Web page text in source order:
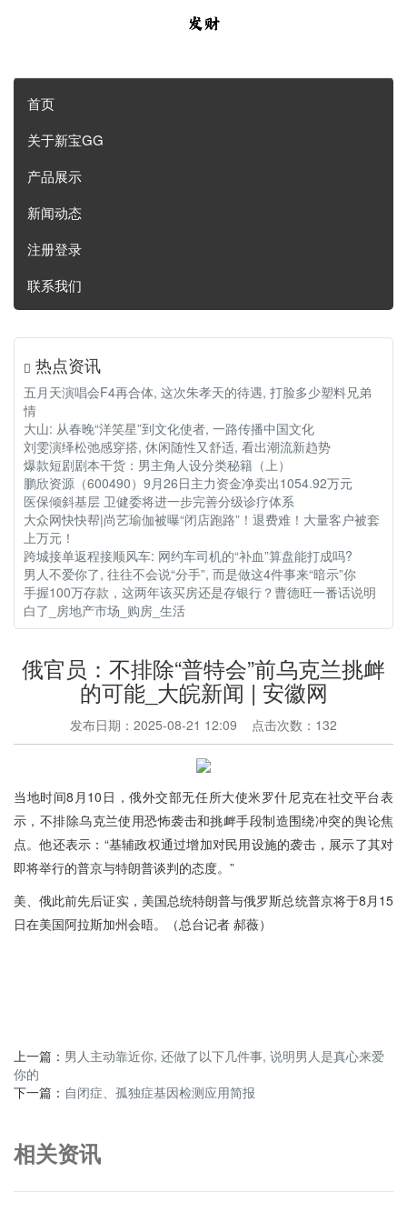
首页
关于新宝GG
产品展示
新闻动态
注册登录
联系我们
热点资讯
五月天演唱会F4再合体, 这次朱孝天的待遇, 打脸多少塑料兄弟
情
大山: 从春晚“洋笑星”到文化使者, 一路传播中国文化
刘雯演绎松弛感穿搭, 休闲随性又舒适, 看出潮流新趋势
爆款短剧剧本干货：男主角人设分类秘籍（上）
鹏欣资源（600490）9月26日主力资金净卖出1054.92万元
医保倾斜基层 卫健委将进一步完善分级诊疗体系
大众网快快帮|尚艺瑜伽被曝“闭店跑路”！退费难！大量客户被套
上万元！
跨城接单返程接顺风车: 网约车司机的“补血”算盘能打成吗?
男人不爱你了, 往往不会说“分手”, 而是做这4件事来“暗示”你
手握100万存款，这两年该买房还是存银行？曹德旺一番话说明
白了_房地产市场_购房_生活
俄官员：不排除“普特会”前乌克兰挑衅
的可能_大皖新闻 | 安徽网
发布日期：2025-08-21 12:09 点击次数：132
当地时间8月10日，俄外交部无任所大使米罗什尼克在社交平台表
示，不排除乌克兰使用恐怖袭击和挑衅手段制造围绕冲突的舆论焦
点。他还表示：“基辅政权通过增加对民用设施的袭击，展示了其对
即将举行的普京与特朗普谈判的态度。”
美、俄此前先后证实，美国总统特朗普与俄罗斯总统普京将于8月15
日在美国阿拉斯加州会晤。（总台记者 郝薇）
上一篇： 男人主动靠近你, 还做了以下几件事, 说明男人是真心来爱
你的
下一篇： 自闭症、孤独症基因检测应用简报
相关资讯